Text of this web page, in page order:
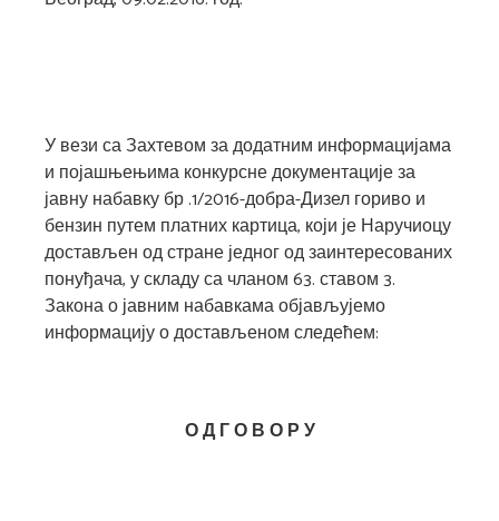
У вези са Захтевом за додатним информацијама
и појашњењима конкурсне документације за
јавну набавку бр .1/2016-добра-Дизел гориво и
бензин путем платних картица, који је Наручиоцу
достављен од стране једног од заинтересованих
понуђача, у складу са чланом 63. ставом 3.
Закона о јавним набавкама објављујемо
информацију о достављеном следећем:
О Д Г О В О РУ